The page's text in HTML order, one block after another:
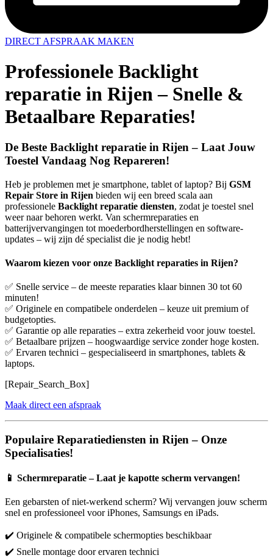
DIRECT AFSPRAAK MAKEN
Professionele Backlight
reparatie in Rijen – Snelle &
Betaalbare Reparaties!
De Beste Backlight reparatie in Rijen – Laat Jouw
Toestel Vandaag Nog Repareren!
Heb je problemen met je smartphone, tablet of laptop? Bij GSM
Repair Store in Rijen bieden wij een breed scala aan
professionele Backlight reparatie diensten, zodat je toestel snel
weer naar behoren werkt. Van schermreparaties en
batterijvervangingen tot moederbordherstellingen en software-
updates – wij zijn dé specialist die je nodig hebt!
Waarom kiezen voor onze Backlight reparaties in Rijen?
✅ Snelle service – de meeste reparaties klaar binnen 30 tot 60
minuten!
✅ Originele en compatibele onderdelen – keuze uit premium of
budgetopties.
✅ Garantie op alle reparaties – extra zekerheid voor jouw toestel.
✅ Betaalbare prijzen – hoogwaardige service zonder hoge kosten.
✅ Ervaren technici – gespecialiseerd in smartphones, tablets &
laptops.
[Repair_Search_Box]
Maak direct een afspraak
Populaire Reparatiediensten in Rijen – Onze
Specialisaties!
📱 Schermreparatie – Laat je kapotte scherm vervangen!
Een gebarsten of niet-werkend scherm? Wij vervangen jouw scherm
snel en professioneel voor iPhones, Samsungs en iPads.
✔️ Originele & compatibele schermopties beschikbaar
✔️ Snelle montage door ervaren technici